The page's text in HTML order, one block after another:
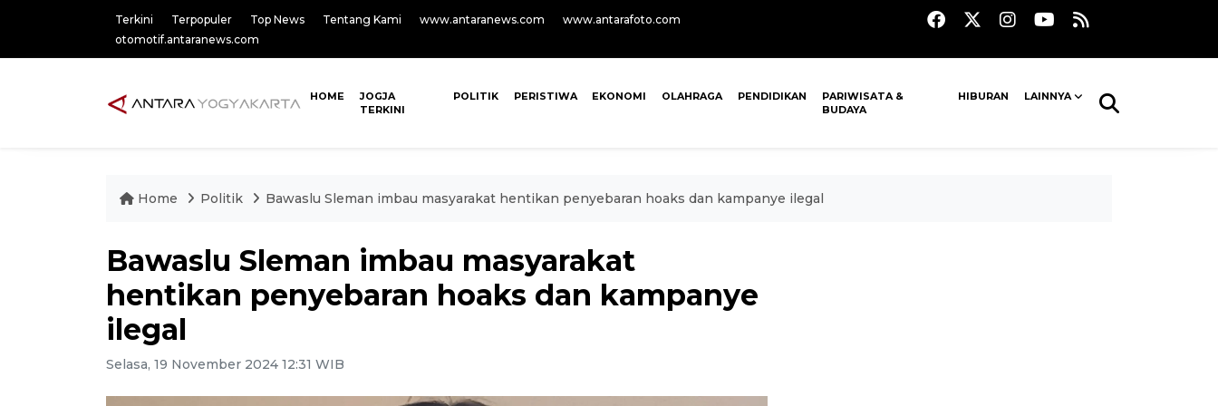
Terkini Terpopuler Top News Tentang Kami www.antaranews.com
www.antarafoto.com
otomotif.antaranews.com
HOME
JOGJA
TERKINI
POLITIK PERISTIWA EKONOMI OLAHRAGA PENDIDIKAN
PARIWISATA &
BUDAYA
HIBURAN LAINNYA
Home Politik Bawaslu Sleman imbau masyarakat hentikan penyebaran hoaks dan kampanye ilegal
Bawaslu Sleman imbau masyarakat
hentikan penyebaran hoaks dan kampanye
ilegal
Selasa, 19 November 2024 12:31 WIB